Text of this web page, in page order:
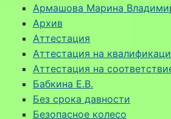
Армашова Марина
Архив
Аттестация
Аттестация на
Аттестация на
Бабкина Е.В.
Без срока давности
Безопасное колесо